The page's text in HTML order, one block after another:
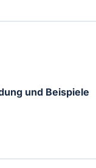
und Beispiele